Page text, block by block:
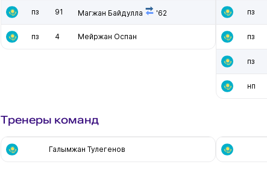
пз 91 Магжан Байдулла '62
пз 4 Мейржан Оспан
пз
пз
пз
нп
Тренеры команд
Галымжан Тулегенов